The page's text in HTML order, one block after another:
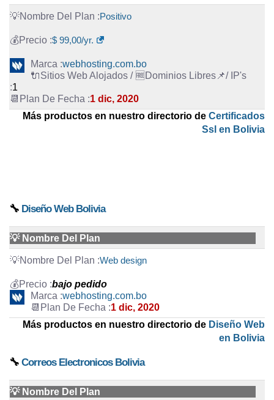
Positivo
$ 99,00/yr.
webhosting.com.bo
1
1 dic, 2020
Más productos en nuestro directorio de Certificados
Ssl en Bolivia
🔧 Diseño Web Bolivia
💡 Nombre Del Plan
Web design
bajo pedido
webhosting.com.bo
1 dic, 2020
Más productos en nuestro directorio de Diseño Web
en Bolivia
🔧 Correos Electronicos Bolivia
💡 Nombre Del Plan